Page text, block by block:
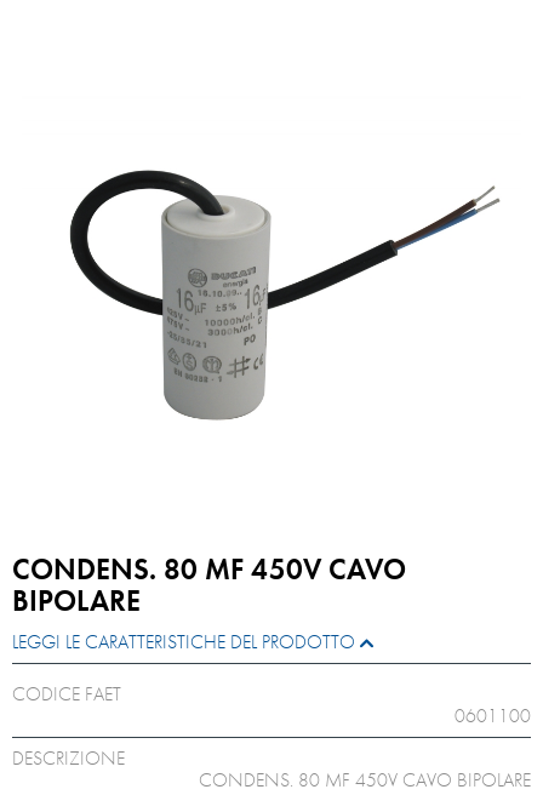
CONDENS. 80 MF 450V CAVO
BIPOLARE
LEGGI LE CARATTERISTICHE DEL PRODOTTO
CODICE FAET
0601100
DESCRIZIONE
CONDENS. 80 MF 450V CAVO BIPOLARE